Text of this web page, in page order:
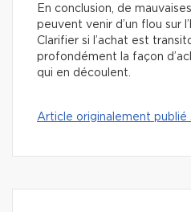
En conclusion, de
peuvent venir d’un flou sur
Clarifier si l’achat est
profondément la façon
qui en découlent.
Article originalement publié